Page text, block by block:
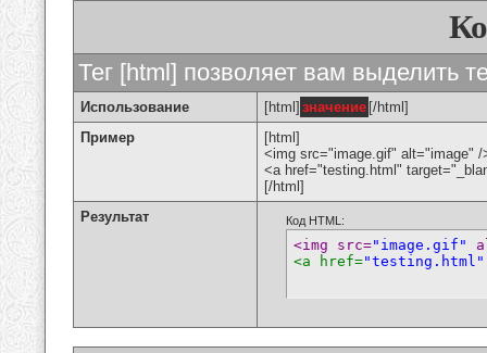
Тег [html] позволяет вам выделить
Использование [html] значение [/html]
Пример
[html]
<img src="image.gif" alt="image" /
<a href="testing.html"
[/html]
Результат
Код HTML:
<img src="image.gif"
<a href="testing.html"